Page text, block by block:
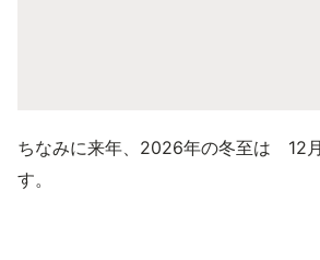
ちなみに来年、2026年の冬至は 12
す。